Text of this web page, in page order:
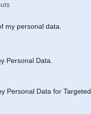
my personal data.
Personal Data.
Personal Data for Targeted